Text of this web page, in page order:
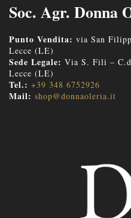
Soc. Agr. Donna
Punto Vendita: via San
Lecce (LE)
Sede Legale: Via S. Fili –
Lecce (LE)
Tel.: +39 348 6752926
Mail: shop@donnaoleria.it